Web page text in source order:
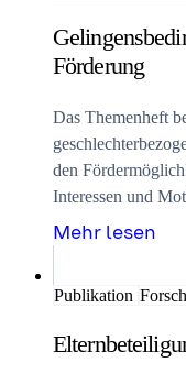
Förderung
Das Themenheft
den
Interessen und
Mehr lesen
Publikation